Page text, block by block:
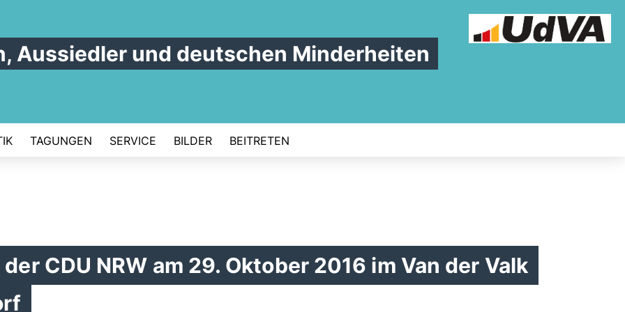
Aussiedler und deutschen Minderheiten
TAGUNGEN SERVICE BILDER BEITRETEN
CDU NRW am 29. Oktober 2016 im Van der Valk